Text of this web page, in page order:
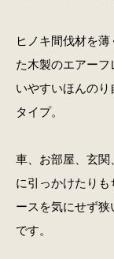
ヒノキ間伐材を
た木製のエアー
いやすいほんの
タイプ。
車、お部屋、玄
に引っかけたり
ースを気にせず
です。